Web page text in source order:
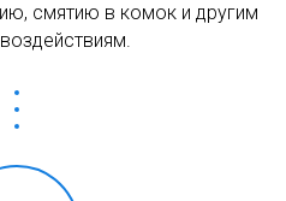
смятию в комок и другим